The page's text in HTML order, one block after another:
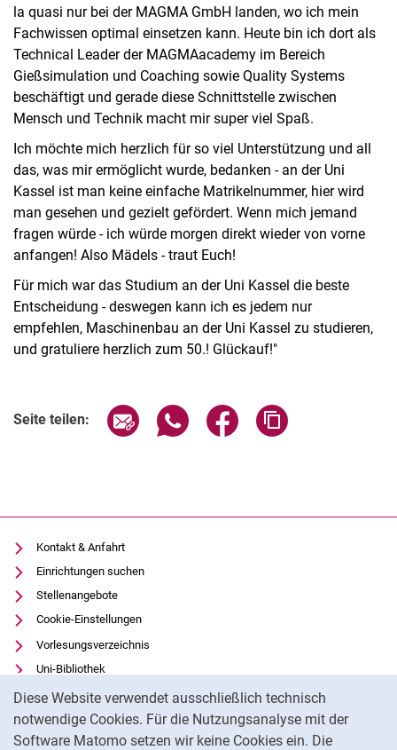
Diese Website verwendet ausschließlich technisch
notwendige Cookies. Für die Nutzungsanalyse mit der
Software Matomo setzen wir keine Cookies ein. Die
la quasi nur bei der MAGMA GmbH landen, wo ich mein
Fachwissen optimal einsetzen kann. Heute bin ich dort als
Technical Leader der MAGMAacademy im Bereich
Gießsimulation und Coaching sowie Quality Systems
beschäftigt und gerade diese Schnittstelle zwischen
Mensch und Technik macht mir super viel Spaß.
Ich möchte mich herzlich für so viel Unterstützung und all
das, was mir ermöglicht wurde, bedanken - an der Uni
Kassel ist man keine einfache Matrikelnummer, hier wird
man gesehen und gezielt gefördert. Wenn mich jemand
fragen würde - ich würde morgen direkt wieder von vorne
anfangen! Also Mädels - traut Euch!
Für mich war das Studium an der Uni Kassel die beste
Entscheidung - deswegen kann ich es jedem nur
empfehlen, Maschinenbau an der Uni Kassel zu studieren,
und gratuliere herzlich zum 50.! Glückauf!"
Seite teilen: Seite über E-Mail teilen
Seite über WhatsApp teilen
Seite über Facebook
Kontakt & Anfahrt
Einrichtungen suchen
Stellenangebote
Cookie-Einstellungen
Vorlesungsverzeichnis
Uni-Bibliothek
Moodle
Panopto
Datenschutz